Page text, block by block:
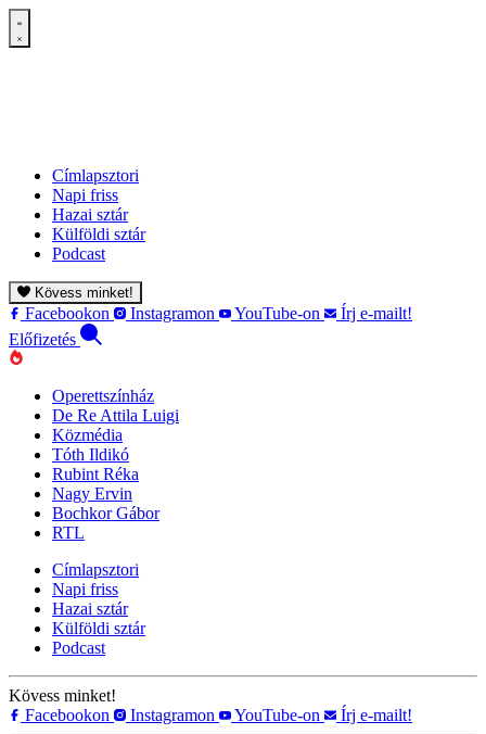
Címlapsztori
Napi friss
Hazai sztár
Külföldi sztár
Podcast
Kövess minket!
Facebookon Instagramon YouTube-on
Írj e-mailt!
Előfizetés
Operettszínház
De Re Attila Luigi
Közmédia
Tóth Ildikó
Rubint Réka
Nagy Ervin
Bochkor Gábor
RTL
Címlapsztori
Napi friss
Hazai sztár
Külföldi sztár
Podcast
Kövess minket!
Facebookon
Instagramon YouTube-on Írj e-mailt!